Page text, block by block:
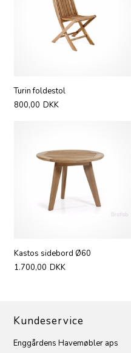
Turin foldestol
800,00 DKK
Kastos sidebord Ø60
1.700,00 DKK
Kundeservice
Enggårdens Havemøbler aps